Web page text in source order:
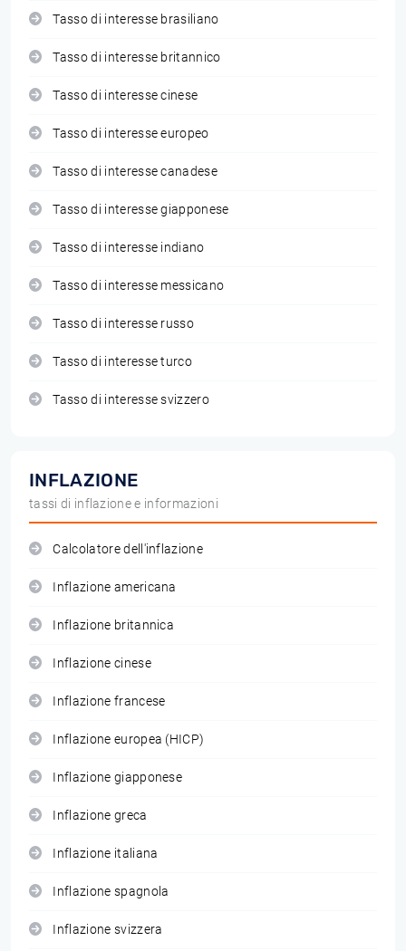
Tasso di interesse brasiliano
Tasso di interesse britannico
Tasso di interesse cinese
Tasso di interesse europeo
Tasso di interesse canadese
Tasso di interesse giapponese
Tasso di interesse indiano
Tasso di interesse messicano
Tasso di interesse russo
Tasso di interesse turco
Tasso di interesse svizzero
INFLAZIONE
tassi di inflazione e informazioni
Calcolatore dell'inflazione
Inflazione americana
Inflazione britannica
Inflazione cinese
Inflazione francese
Inflazione europea (HICP)
Inflazione giapponese
Inflazione greca
Inflazione italiana
Inflazione spagnola
Inflazione svizzera